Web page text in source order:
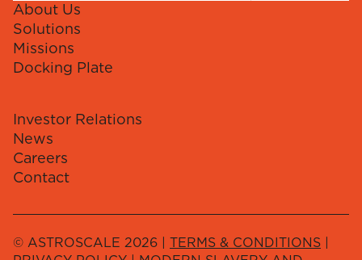
About Us
Solutions
Missions
Docking Plate
Investor Relations
News
Careers
Contact
© ASTROSCALE 2026 | TERMS & CONDITIONS |